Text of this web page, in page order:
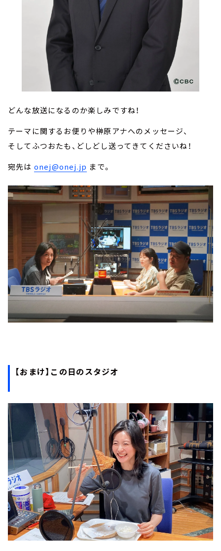
どんな放送になるのか楽しみですね！
テーマに関するお便りや榊󠄀原アナへのメッセージ、
そしてふつおたも、どしどし送ってきてくださいね！
宛先は onej@onej.jp まで。
【おまけ】この日のスタジオ